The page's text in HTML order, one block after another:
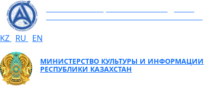
KZ RU EN
МИНИСТЕРСТВО КУЛЬТУРЫ И ИНФОРМАЦИИ
РЕСПУБЛИКИ КАЗАХСТАН